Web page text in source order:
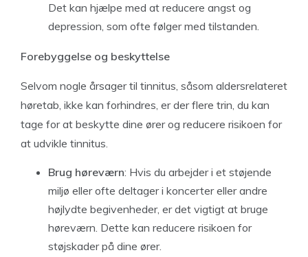
Det kan hjælpe med at reducere angst og
depression, som ofte følger med tilstanden.
Forebyggelse og beskyttelse
Selvom nogle årsager til tinnitus, såsom aldersrelateret
høretab, ikke kan forhindres, er der flere trin, du kan
tage for at beskytte dine ører og reducere risikoen for
at udvikle tinnitus.
Brug høreværn: Hvis du arbejder i et støjende
miljø eller ofte deltager i koncerter eller andre
højlydte begivenheder, er det vigtigt at bruge
høreværn. Dette kan reducere risikoen for
støjskader på dine ører.